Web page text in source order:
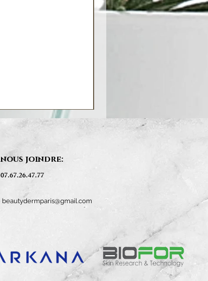
nous joindre:
07.67.26.47.77
beautydermparis@gmail.com